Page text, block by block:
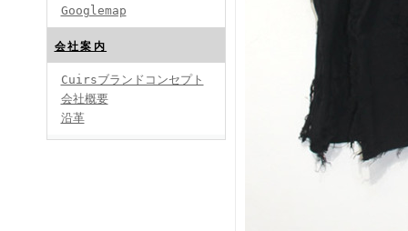
Googlemap
会社案内
Cuirsブランドコンセプト
会社概要
沿革